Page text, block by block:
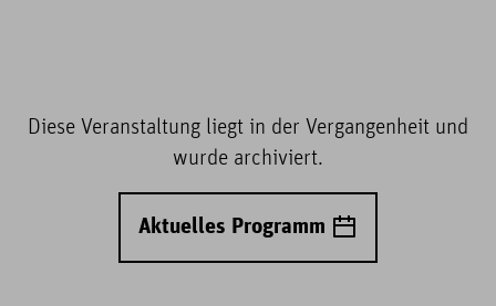
Diese Veranstaltung liegt in der Vergangenheit und
wurde archiviert.
Aktuelles Programm